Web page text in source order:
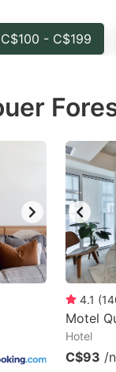
for
C$100 - C$199
4.1 (
Motel
Hotel
C$93 /